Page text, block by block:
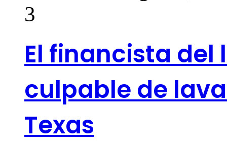
3
El financista
culpable de
Texas